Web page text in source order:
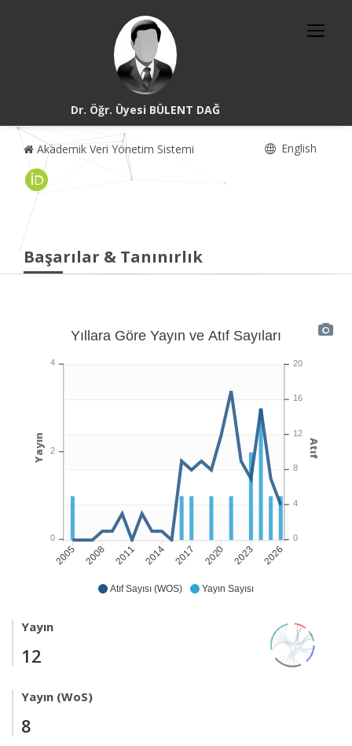
Dr. Öğr. Üyesi BÜLENT DAĞ
Akademik Veri Yönetim Sistemi English
Başarılar & Tanınırlık
Atıf Sayısı (WOS) Yayın Sayısı
2005 2008 2011 2014 2017 2020 2023 2026
Yıllara Göre Yayın ve Atıf Sayıları
20
16
12
8
4
0
Atıf
4
2
0
Yayın
Yayın
12
Yayın (WoS)
8